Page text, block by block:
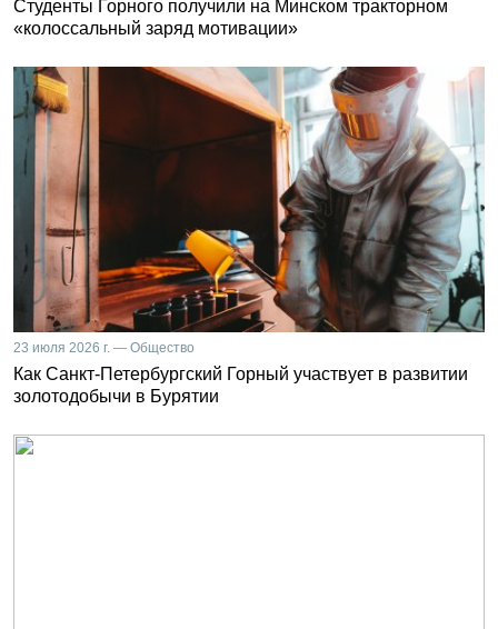
Студенты Горного получили на Минском тракторном
«колоссальный заряд мотивации»
23 июля 2026 г. — Общество
Как Санкт-Петербургский Горный участвует в развитии
золотодобычи в Бурятии